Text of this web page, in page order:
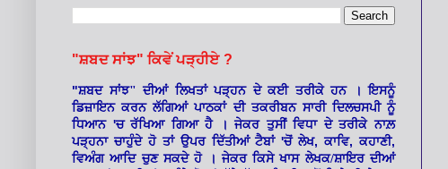
"ਸ਼ਬਦ ਸਾਂਝ" ਕਿਵੇਂ ਪੜ੍ਹੀਏ ?
"ਸ਼ਬਦ ਸਾਂਝ" ਦੀਆਂ ਲਿਖਤਾਂ ਪੜ੍ਹਨ ਦੇ ਕਈ ਤਰੀਕੇ ਹਨ । ਇਸਨੂੰ
ਡਿਜ਼ਾਇਨ ਕਰਨ ਲੱਗਿਆਂ ਪਾਠਕਾਂ ਦੀ ਤਕਰੀਬਨ ਸਾਰੀ ਦਿਲਚਸਪੀ ਨੂੰ
ਧਿਆਨ 'ਚ ਰੱਖਿਆ ਗਿਆ ਹੈ । ਜੇਕਰ ਤੁਸੀਂ ਵਿਧਾ ਦੇ ਤਰੀਕੇ ਨਾਲ਼
ਪੜ੍ਹਨਾ ਚਾਹੁੰਦੇ ਹੋ ਤਾਂ ਉਪਰ ਦਿੱਤੀਆਂ ਟੈਬਾਂ'ਚੋਂ ਲੇਖ,ਕਾਵਿ,ਕਹਾਣੀ,
ਵਿਅੰਗ ਆਦਿ ਚੁਣ ਸਕਦੇ ਹੋ । ਜੇਕਰ ਕਿਸੇ ਖਾਸ ਲੇਖਕ/ਸ਼ਾਇਰ ਦੀਆਂ